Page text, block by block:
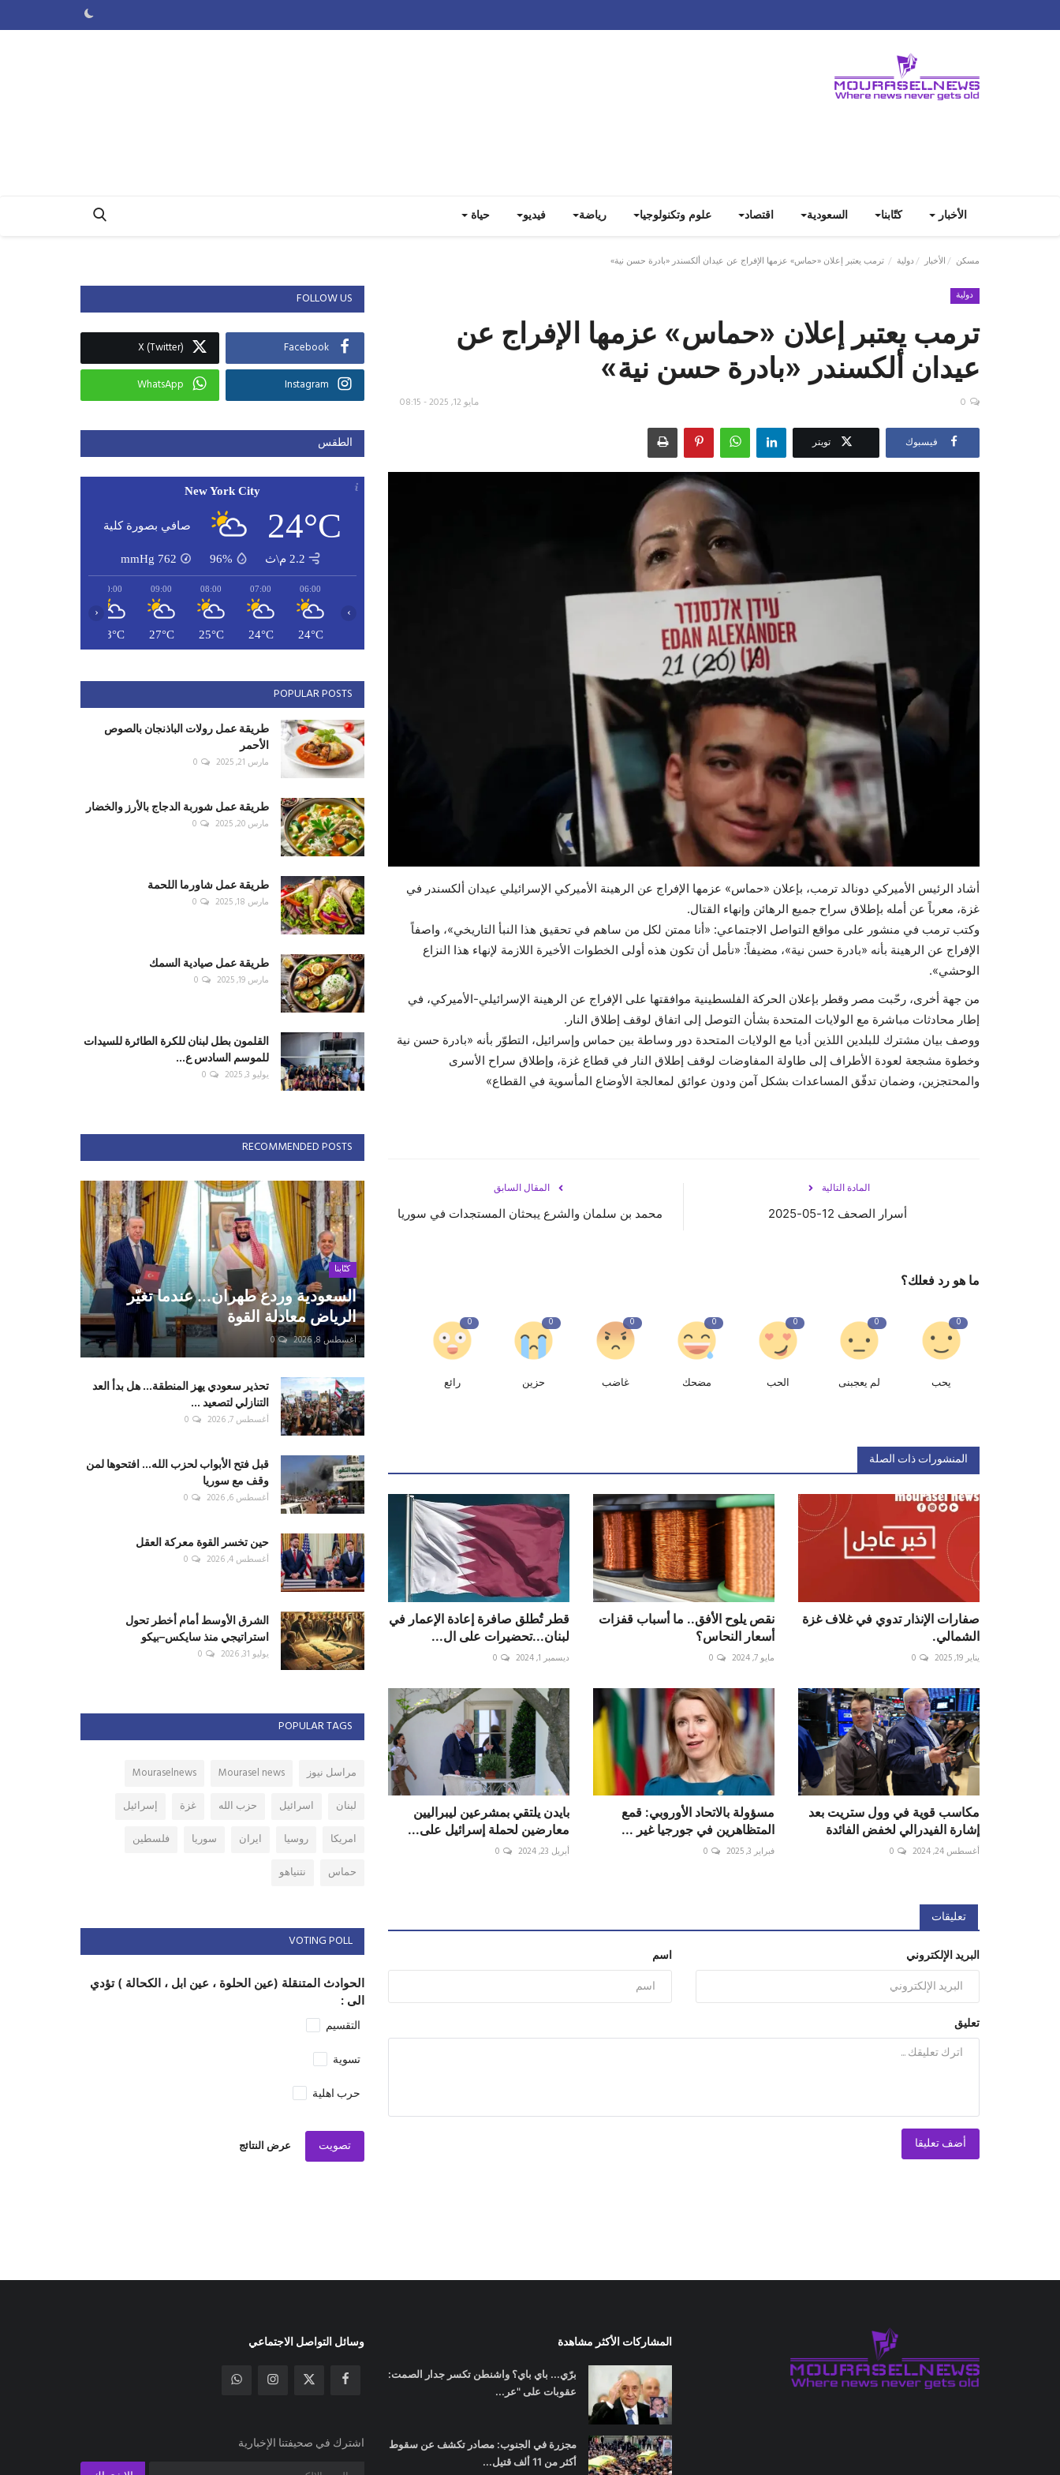
الأخبار كتّابنا السعودية اقتصاد علوم وتكنولوجيا رياضة فيديو حياة
مسكن الأخبار دولية ترمب يعتبر إعلان «حماس» عزمها الإفراج عن عيدان ألكسندر «بادرة حسن نية»
دولية
ترمب يعتبر إعلان «حماس» عزمها الإفراج عن
عيدان ألكسندر «بادرة حسن نية»
مايو 12, 2025 - 08:15 0
فيسبوك تويتر
أشاد الرئيس الأميركي دونالد ترمب، بإعلان «حماس» عزمها الإفراج عن الرهينة الأميركي الإسرائيلي عيدان ألكسندر في
غزة، معرباً عن أمله بإطلاق سراح جميع الرهائن وإنهاء القتال.
وكتب ترمب في منشور على مواقع التواصل الاجتماعي: «أنا ممتن لكل من ساهم في تحقيق هذا النبأ التاريخي»، واصفاً
الإفراج عن الرهينة بأنه «بادرة حسن نية»، مضيفاً: «نأمل أن تكون هذه أولى الخطوات الأخيرة اللازمة لإنهاء هذا النزاع
الوحشي».
من جهة أخرى، رحّبت مصر وقطر بإعلان الحركة الفلسطينية موافقتها على الإفراج عن الرهينة الإسرائيلي-الأميركي، في
إطار محادثات مباشرة مع الولايات المتحدة بشأن التوصل إلى اتفاق لوقف إطلاق النار.
ووصف بيان مشترك للبلدين اللذين أديا مع الولايات المتحدة دور وساطة بين حماس وإسرائيل، التطوّر بأنه «بادرة حسن نية
وخطوة مشجعة لعودة الأطراف إلى طاولة المفاوضات لوقف إطلاق النار في قطاع غزة، وإطلاق سراح الأسرى
والمحتجزين، وضمان تدفّق المساعدات بشكل آمن ودون عوائق لمعالجة الأوضاع المأسوية في القطاع»
المقال السابق
محمد بن سلمان والشرع يبحثان المستجدات في سوريا
المادة التالية
أسرار الصحف 12-05-2025
ما هو رد فعلك؟
0
يحب
0
لم يعجبنى
0
الحب
0
مضحك
0
غاضب
0
حزين
0
رائع
المنشورات ذات الصلة
صفارات الإنذار تدوي في غلاف غزة
الشمالي.
يناير 19, 2025 0
نقص يلوح الأفق.. ما أسباب قفزات
أسعار النحاس؟
مايو 7, 2024 0
قطر تُطلق صافرة إعادة الإعمار في
لبنان...تحضيرات على ال...
ديسمبر 1, 2024 0
مكاسب قوية في وول ستريت بعد
إشارة الفيدرالي لخفض الفائدة
أغسطس 24, 2024 0
مسؤولة بالاتحاد الأوروبي: قمع
المتظاهرين في جورجيا غير ...
فبراير 3, 2025 0
بايدن يلتقي بمشرعين ليبراليين
معارضين لحملة إسرائيل على...
أبريل 23, 2024 0
تعليقات
اسم البريد الإلكتروني
تعليق
أضف تعليقا
FOLLOW US
Facebook
X (Twitter)
Instagram
WhatsApp
الطقس
New York City
24°C صافي بصورة كلية
2.2 م\ث 96%
762
mmHg
06:00
24°C
07:00
24°C
08:00
25°C
09:00
27°C
10:00
28°C
‹ ›
POPULAR POSTS
طريقة عمل رولات الباذنجان بالصوص
الأحمر
مارس 21, 2025 0
طريقة عمل شوربة الدجاج بالأرز والخضار
مارس 20, 2025 0
طريقة عمل شاورما اللحمة
مارس 18, 2025 0
طريقة عمل صيادية السمك
مارس 19, 2025 0
القلمون بطل لبنان للكرة الطائرة للسيدات
للموسم السادس ع...
يوليو 3, 2025 0
RECOMMENDED POSTS
كتّابنا
السعودية وردع طهران... عندما تغيّر
الرياض معادلة القوة
أغسطس 8, 2026 0
تحذير سعودي يهز المنطقة... هل بدأ العد
التنازلي لتصعيد ...
أغسطس 7, 2026 0
قبل فتح الأبواب لحزب الله... افتحوها لمن
وقف مع سوريا
أغسطس 6, 2026 0
حين تخسر القوة معركة العقل
أغسطس 4, 2026 0
الشرق الأوسط أمام أخطر تحول
استراتيجي منذ سايكس–بيكو
يوليو 31, 2026 0
POPULAR TAGS
مراسل نيوز Mourasel news
Mouraselnews
لبنان
اسرائيل حزب الله غزة
إسرائيل
امريكا
روسيا ايران سوريا
فلسطين
حماس
نتنياهو
VOTING POLL
الحوادث المتنقلة (عين الحلوة ، عين ابل ، الكحالة ) تؤدي
الى :
التقسيم
تسوية
حرب اهلية
تصويت عرض النتائج
المشاركات الأكثر مشاهدة
برّي... باي باي؟ واشنطن تكسر جدار الصمت:
عقوبات على "عر...
مجزرة في الجنوب: مصادر تكشف عن سقوط
أكثر من 11 ألف قتيل...
وسائل التواصل الاجتماعي
اشترك في صحيفتنا الإخبارية